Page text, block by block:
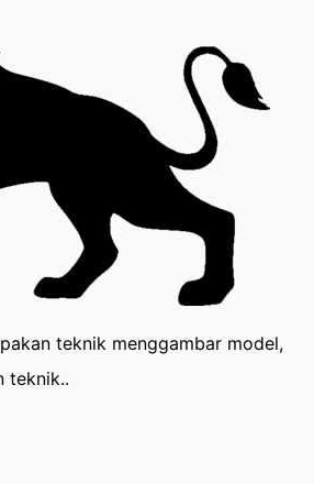
teknik menggambar model,
teknik..